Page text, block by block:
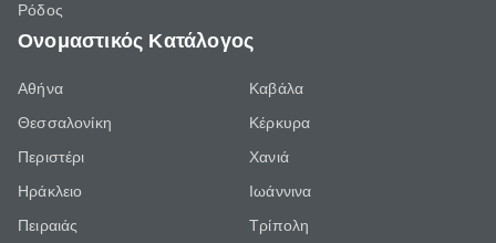
Ρόδος
Ονομαστικός Κατάλογος
Αθήνα
Θεσσαλονίκη
Περιστέρι
Ηράκλειο
Πειραιάς
Καβάλα
Κέρκυρα
Χανιά
Ιωάννινα
Τρίπολη